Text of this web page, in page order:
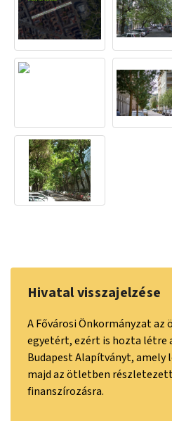
Hivatal visszajelzése
A Fővárosi Önkormányzataz
egyetért, ezért is hozta létre
Budapest Alapítványt, amely
majd az ötletben
finanszírozásra.